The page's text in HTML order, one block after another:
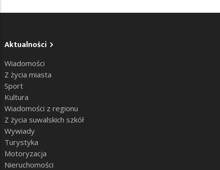
Aktualności
Wiadomości
Z życia miasta
Sport
Kultura
Wiadomości z regionu
Z życia suwalskich szkół
Wywiady
Turystyka
Motoryzacja
Nieruchomości